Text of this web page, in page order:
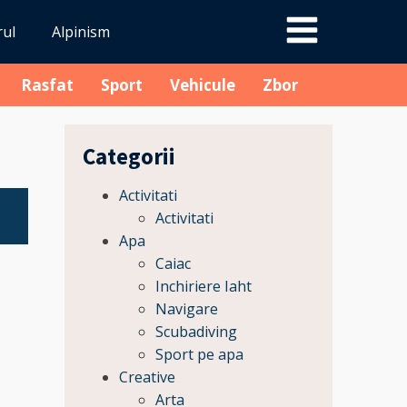
Alpinism
Rasfat Sport Vehicule Zbor
Categorii
Activitati
Activitati
Apa
Caiac
Inchiriere Iaht
Navigare
Scubadiving
Sport pe apa
Creative
Arta